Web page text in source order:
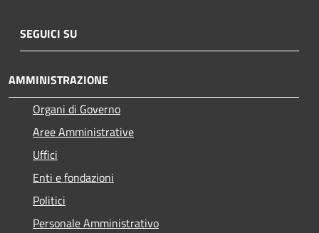
SEGUICI SU
AMMINISTRAZIONE
Organi di Governo
Aree Amministrative
Uffici
Enti e fondazioni
Politici
Personale Amministrativo